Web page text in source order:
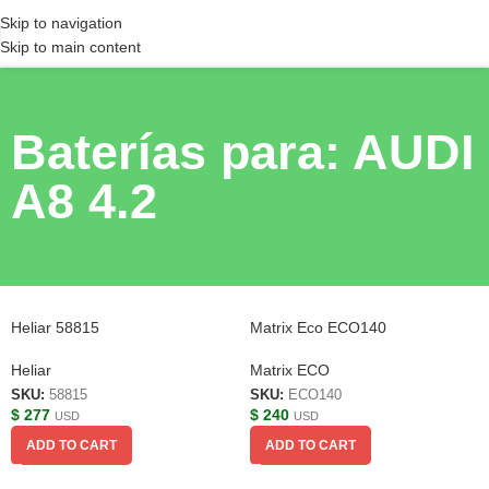
Skip to navigation
Skip to main content
Baterías para: AUDI
A8 4.2
Heliar 58815
Heliar
SKU: 58815
$ 277 USD
ADD TO CART
Matrix Eco ECO140
Matrix ECO
SKU: ECO140
$ 240 USD
ADD TO CART